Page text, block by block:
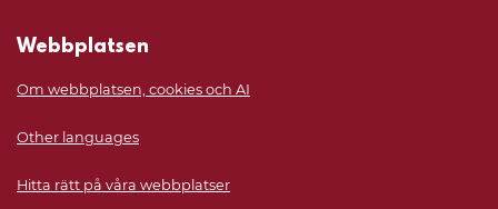
Webbplatsen
Om webbplatsen, cookies och AI
Other languages
Hitta rätt på våra webbplatser